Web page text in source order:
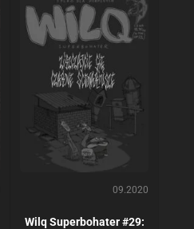
09.2020
Wilq Superbohater #29: